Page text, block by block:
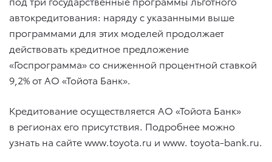
автокредитования: наряду с указанными выше
программами для этих моделей продолжает
действовать кредитное предложение
«Госпрограмма» со сниженной процентной ставкой
9,2% от АО «Тойота Банк».
Кредитование осуществляется АО «Тойота Банк»
в регионах его присутствия. Подробнее можно
узнать на сайте www.toyota.ru и www. toyota-bank.ru.